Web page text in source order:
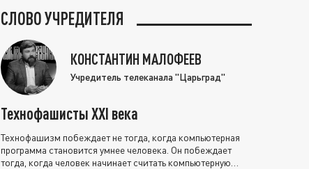
СЛОВО УЧРЕДИТЕЛЯ
КОНСТАНТИН МАЛОФЕЕВ
Учредитель телеканала "Царьград"
Технофашисты XXI века
Технофашизм побеждает не тогда, когда компьютерная
программа становится умнее человека. Он побеждает
тогда, когда человек начинает считать компьютерную